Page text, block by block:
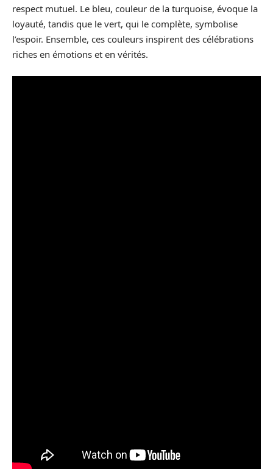
respect mutuel. Le bleu, couleur de la turquoise, évoque la
loyauté, tandis que le vert, qui le complète, symbolise
l’espoir. Ensemble, ces couleurs inspirent des célébrations
riches en émotions et en vérités.